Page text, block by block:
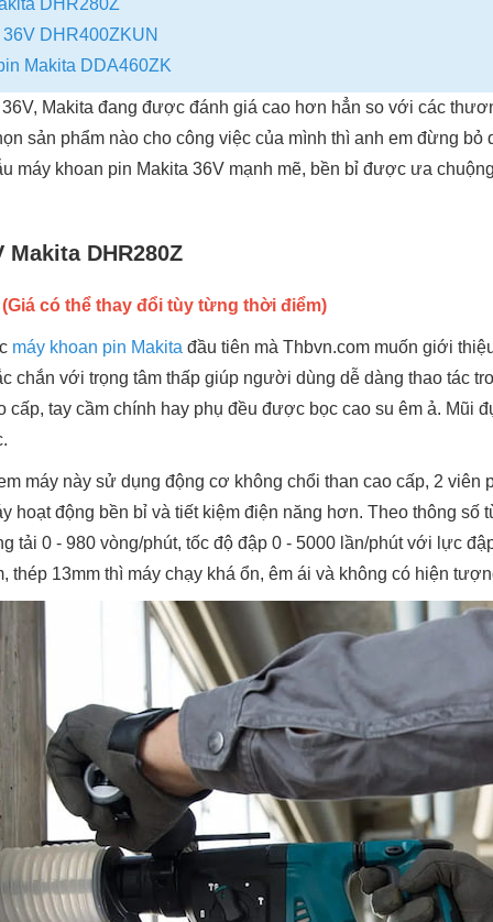
DHR400ZKUN
Makita DDA460ZK
Makita đang được đánh giá cao hơn hẳn so với các
sản phẩm nào cho công việc của mình thì anh em đừng bỏ
máy khoan pin Makita 36V mạnh mẽ, bền bỉ được ưa
DHR280Z
có thể thay đổi tùy từng thời điểm)
máy khoan pin Makita đầu tiên mà Thbvn.com muốn giới
chắn với trọng tâm thấp giúp người dùng dễ dàng thao tác
tay cầm chính hay phụ đều được bọc cao su êm ả. Mũi
máy này sử dụng động cơ không chổi than cao cấp, 2 viên
hoạt động bền bỉ và tiết kiệm điện năng hơn. Theo thông số
tải 0 - 980 vòng/phút, tốc độ đập 0 - 5000 lần/phút với lực
thép 13mm thì máy chạy khá ổn, êm ái và không có hiện